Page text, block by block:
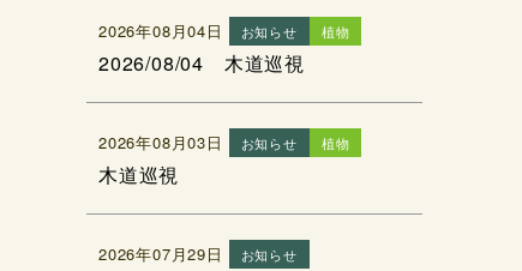
2026年08月04日 お知らせ 植物
2026/08/04 木道巡視
2026年08月03日 お知らせ 植物
木道巡視
2026年07月29日 お知らせ